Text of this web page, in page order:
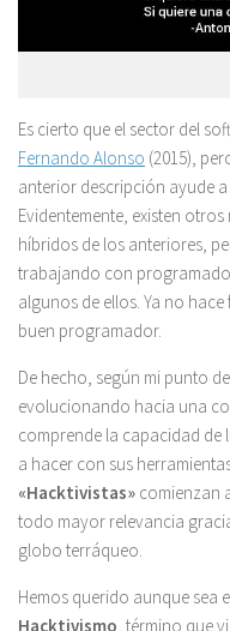
Es cierto que el sector del
Fernando Alonso (2015),
anterior descripción ayude
Evidentemente, existen
híbridos de los anteriores,
trabajando con
algunos de ellos. Ya no hace
buen programador.
De hecho, según mi punto
evolucionando hacia una
comprende la capacidad
a hacer con sus
«Hacktivistas» comienzan
todo mayor relevancia
globo terráqueo.
Hemos querido aunque sea
Hacktivismo, término que